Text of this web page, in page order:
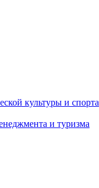
культуры и спорта
и туризма